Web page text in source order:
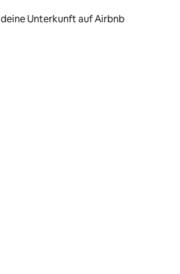
deine Unterkunft auf Airbnb